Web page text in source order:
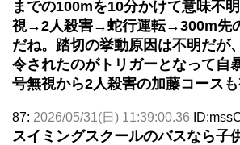
までの100mを10分かけて意味不
視→2人殺害→蛇行運転→300m先の
だね。踏切の挙動原因は不明だが
令されたのがトリガーとなって自
号無視から2人殺害の加藤コースも
87: 2026/05/31(日) 11:39:00.36
スイミングスクールのバスなら子